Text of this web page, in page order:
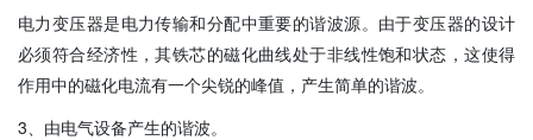
电力变压器是电力传输和分配中重要的谐波源。由于变压器的设计
必须符合经济性，其铁芯的磁化曲线处于非线性饱和状态，这使得
作用中的磁化电流有一个尖锐的峰值，产生简单的谐波。
3、由电气设备产生的谐波。